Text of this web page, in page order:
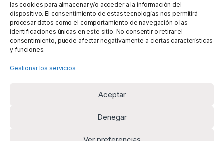
las cookies para almacenar y/o acceder a la información del
dispositivo. El consentimiento de estas tecnologías nos permitirá
procesar datos como el comportamiento de navegación o las
identificaciones únicas en este sitio. No consentir o retirar el
consentimiento, puede afectar negativamente a ciertas características
y funciones.
Gestionar los servicios
Aceptar
Denegar
Ver preferencias